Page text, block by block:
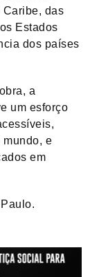
Caribe, das
Estados
dos países
a
um esforço
e
em